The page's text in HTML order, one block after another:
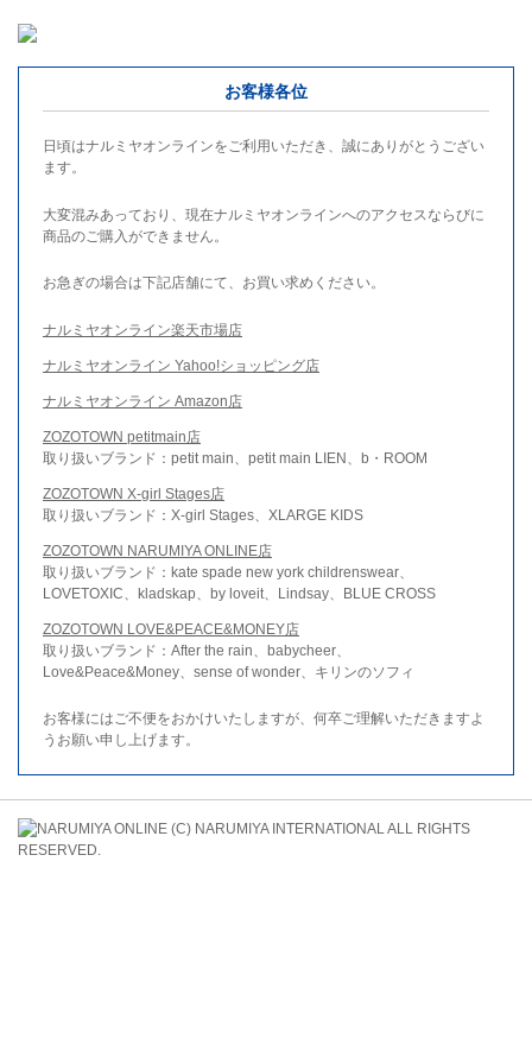
お客様各位
日頃はナルミヤオンラインをご利用いただき、誠にありがとうござい
ます。
大変混みあっており、現在ナルミヤオンラインへのアクセスならびに
商品のご購入ができません。
お急ぎの場合は下記店舗にて、お買い求めください。
ナルミヤオンライン楽天市場店
ナルミヤオンライン Yahoo!ショッピング店
ナルミヤオンライン Amazon店
ZOZOTOWN petitmain店
取り扱いブランド：petit main、petit main LIEN、b・ROOM
ZOZOTOWN X-girl Stages店
取り扱いブランド：X-girl Stages、XLARGE KIDS
ZOZOTOWN NARUMIYA ONLINE店
取り扱いブランド：kate spade new york childrenswear、
LOVETOXIC、kladskap、by loveit、Lindsay、BLUE CROSS
ZOZOTOWN LOVE&PEACE&MONEY店
取り扱いブランド：After the rain、babycheer、
Love&Peace&Money、sense of wonder、キリンのソフィ
お客様にはご不便をおかけいたしますが、何卒ご理解いただきますよ
うお願い申し上げます。